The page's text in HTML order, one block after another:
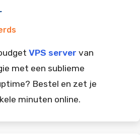
VPS server van
met een sublieme
Bestel en zet je
minuten online.